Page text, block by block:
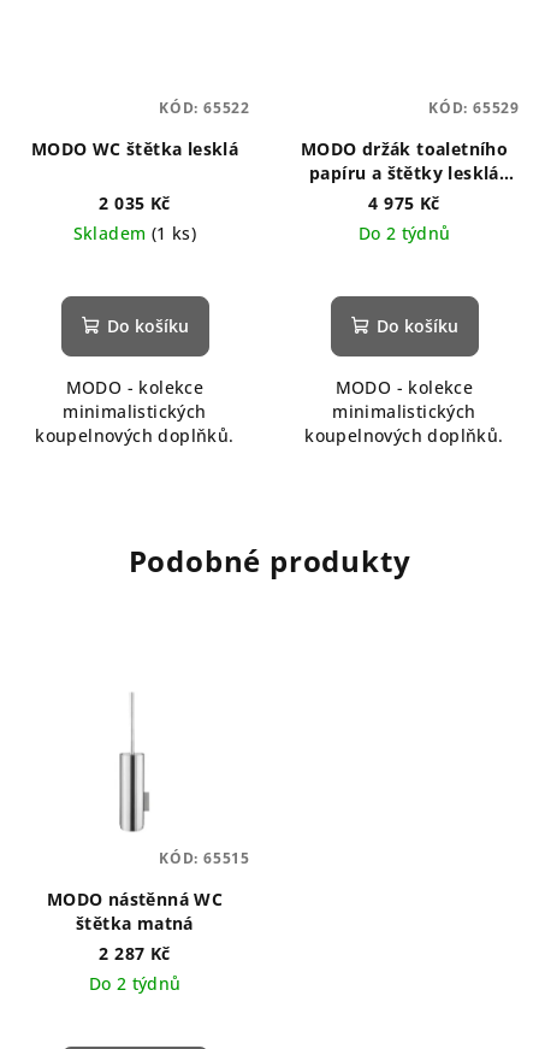
MODO WC štětka lesklá
2 035 Kč
Skladem (1 ks)
Do košíku
MODO - kolekce
minimalistických
koupelnových doplňků.
KÓD: 65522
MODO držák toaletního
papíru a štětky lesklá
nerez
4 975 Kč
Do 2 týdnů
Do košíku
MODO - kolekce
minimalistických
koupelnových doplňků.
KÓD: 65529
Podobné produkty
MODO nástěnná WC
štětka matná
2 287 Kč
Do 2 týdnů
KÓD: 65515